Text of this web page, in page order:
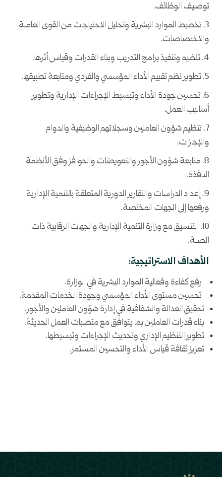
توصيف الوظائف.
3. تخطيط الموارد البشرية وتحليل الاحتياجات من القوى العاملة
والاختصاصات.
4. تنظيم وتنفيذ برامج التدريب وبناء القدرات وقياس أثرها.
5. تطوير نظم تقييم الأداء المؤسسي والفردي ومتابعة تطبيقها.
6. تحسين جودة الأداء وتبسيط الإجراءات الإدارية وتطوير
أساليب العمل.
7. تنظيم شؤون العاملين وسجلاتهم الوظيفية والدوام
والإجازات.
8. متابعة شؤون الأجور والتعويضات والحوافز وفق الأنظمة
النافذة.
9. إعداد الدراسات والتقارير الدورية المتعلقة بالتنمية الإدارية
ورفعها إلى الجهات المختصة.
10. التنسيق مع وزارة التنمية الإدارية والجهات الرقابية ذات
الصلة.
الأهداف الاستراتيجية:
رفع كفاءة وفعالية الموارد البشرية في الوزارة.
تحسين مستوى الأداء المؤسسي وجودة الخدمات المقدمة.
تحقيق العدالة والشفافية في إدارة شؤون العاملين والأجور.
بناء قدرات العاملين بما يتوافق مع متطلبات العمل الحديثة.
تطوير التنظيم الإداري وتحديث الإجراءات وتبسيطها.
تعزيز ثقافة قياس الأداء والتحسين المستمر.